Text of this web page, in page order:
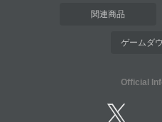
関連商品
ゲームダ
Official